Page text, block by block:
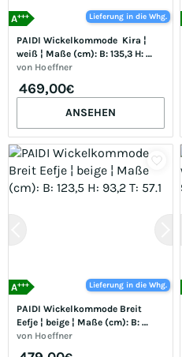
Lieferung in die Whg.
A+++
PAIDI Wickelkommode  Kira ¦
weiß ¦ Maße (cm): B: 135,3 H:
90,3 T: 55.6
von Hoeffner
469,00€
ANSEHEN
Lieferung in die Whg.
A+++
PAIDI Wickelkommode Breit
Eefje ¦ beige ¦ Maße (cm): B:
123,5 H: 93,2 T: 57.1
von Hoeffner